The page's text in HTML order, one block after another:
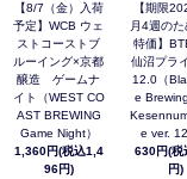
【8/7（金）入荷
予定】WCB ウェ
ストコーストブ
ルーイング×京都
醸造 ゲームナ
イト（WEST CO
AST BREWING
Game Night）
1,360円(税込1,4
96円)
【期限
月4週の
特価】
仙沼プラ
12.0（
e
e ver.
630円(税
円)